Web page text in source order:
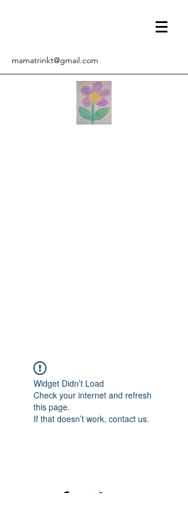
mamatrinkt@gmail.com
Widget Didn’t Load
Check your internet and refresh
this page.
If that doesn’t work, contact us.